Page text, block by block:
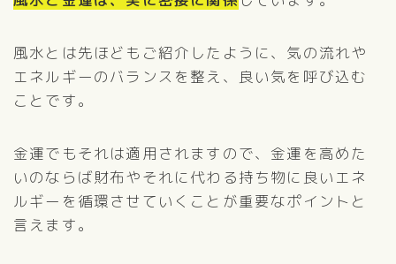
風水とは先ほどもご紹介したように、気の流れや
エネルギーのバランスを整え、良い気を呼び込む
ことです。
金運でもそれは適用されますので、金運を高めた
いのならば財布やそれに代わる持ち物に良いエネ
ルギーを循環させていくことが重要なポイントと
言えます。